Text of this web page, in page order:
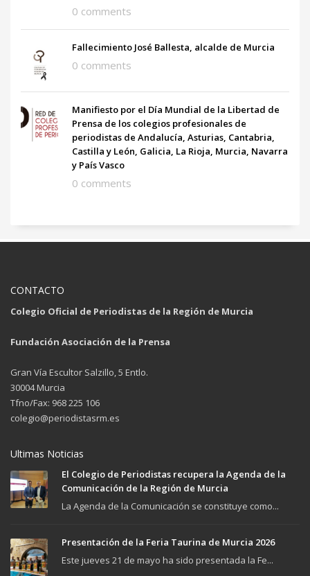
0 comments
Fallecimiento José Ballesta, alcalde de Murcia
0 comments
Manifiesto por el Día Mundial de la Libertad de
Prensa de los colegios profesionales de
periodistas de Andalucía, Asturias, Cantabria,
Castilla y León, Galicia, La Rioja, Murcia, Navarra
y País Vasco
0 comments
CONTACTO
Colegio Oficial de Periodistas de la Región de Murcia
Fundación Asociación de la Prensa
Gran Vía Escultor Salzillo, 5 Entlo.
30004 Murcia
Tfno/Fax: 968 225 106
colegio@periodistasrm.es
Ultimas Noticias
El Colegio de Periodistas recupera la Agenda de la
Comunicación de la Región de Murcia
La Agenda de la Comunicación se constituye como...
Presentación de la Feria Taurina de Murcia 2026
Este jueves 21 de mayo ha sido presentada la Fe...